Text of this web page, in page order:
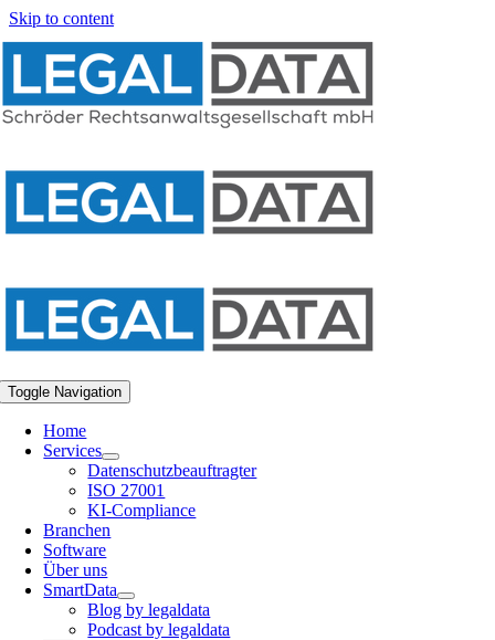
Skip to content
Toggle Navigation
Home
Services
Datenschutzbeauftragter
ISO 27001
KI-Compliance
Branchen
Software
Über uns
SmartData
Blog by legaldata
Podcast by legaldata